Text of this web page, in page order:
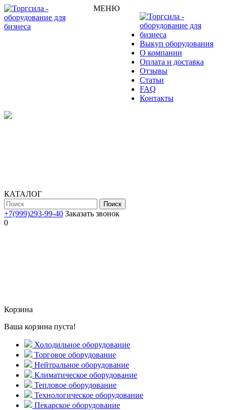
МЕНЮ
Выкуп оборудования
О компании
Оплата и доставка
Отзывы
Статьи
FAQ
Контакты
КАТАЛОГ
Поиск
+7(999)293-99-40 Заказать звонок
0
Корзина
Ваша корзина пуста!
Холодильное оборудование
Торговое оборудование
Нейтральное оборудование
Климатическое оборудование
Тепловое оборудование
Технологическое оборудование
Пекарское оборудование